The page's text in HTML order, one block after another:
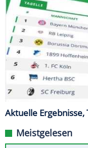
Aktuelle
Meistgelesen